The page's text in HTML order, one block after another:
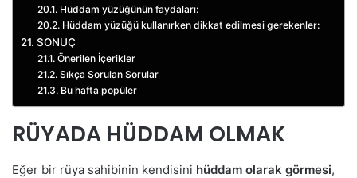
Hüddam yüzüğünün faydaları:
Hüddam yüzüğü kullanırken dikkat edilmesi gerekenler:
SONUÇ
Önerilen İçerikler
Sıkça Sorulan Sorular
Bu hafta popüler
RÜYADA HÜDDAM OLMAK
Eğer bir rüya sahibinin kendisini hüddam olarak görmesi,